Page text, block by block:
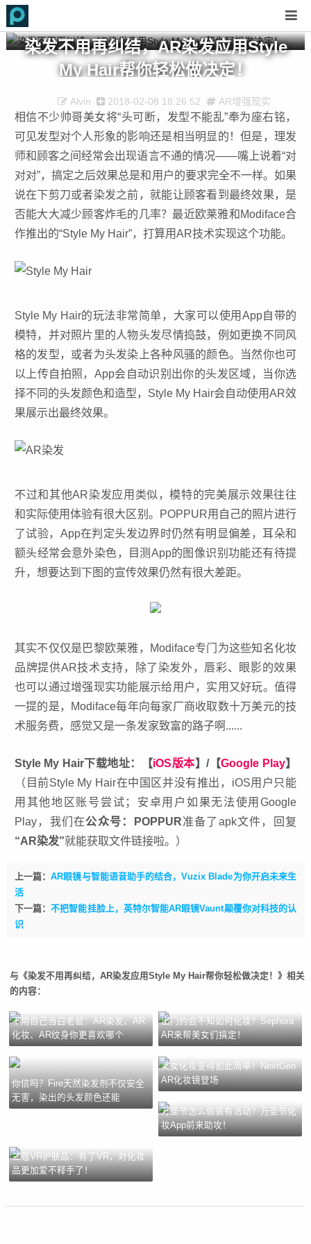
染发不用再纠结，AR染发应用Style
My Hair帮你轻松做决定！
Alvin 2018-02-08 18:26:52 AR增强现实
相信不少帅哥美女将“头可断，发型不能乱”奉为座右铭，
可见发型对个人形象的影响还是相当明显的！但是，理发
师和顾客之间经常会出现语言不通的情况——嘴上说着“对
对对”，搞定之后效果总是和用户的要求完全不一样。如果
说在下剪刀或者染发之前，就能让顾客看到最终效果，是
否能大大减少顾客炸毛的几率？最近欧莱雅和Modiface合
作推出的“Style My Hair”，打算用AR技术实现这个功能。
Style My Hair的玩法非常简单，大家可以使用App自带的
模特，并对照片里的人物头发尽情捣鼓，例如更换不同风
格的发型，或者为头发染上各种风骚的颜色。当然你也可
以上传自拍照，App会自动识别出你的头发区域，当你选
择不同的头发颜色和造型，Style My Hair会自动使用AR效
果展示出最终效果。
不过和其他AR染发应用类似，模特的完美展示效果往往
和实际使用体验有很大区别。POPPUR用自己的照片进行
了试验，App在判定头发边界时仍然有明显偏差，耳朵和
额头经常会意外染色，目测App的图像识别功能还有待提
升，想要达到下图的宣传效果仍然有很大差距。
其实不仅仅是巴黎欧莱雅，Modiface专门为这些知名化妆
品牌提供AR技术支持，除了染发外，唇彩、眼影的效果
也可以通过增强现实功能展示给用户，实用又好玩。值得
一提的是，Modiface每年向每家厂商收取数十万美元的技
术服务费，感觉又是一条发家致富的路子啊......
Style My Hair下载地址：【iOS版本】/【Google Play】
（目前Style My Hair在中国区并没有推出，iOS用户只能
用其他地区账号尝试；安卓用户如果无法使用Google
Play，我们在公众号：POPPUR准备了apk文件，回复
“AR染发”就能获取文件链接啦。）
上一篇：AR眼镜与智能语音助手的结合，Vuzix Blade为你开启未来生
活
下一篇：不把智能挂脸上，英特尔智能AR眼镜Vaunt颠覆你对科技的认
识
与《染发不用再纠结，AR染发应用Style My Hair帮你轻松做决定！》相关
的内容：
不用自己当白老鼠：AR染发、AR
化妆、AR纹身你更喜欢哪个
出门约会不知如何化妆？Sephora
AR来帮美女们搞定！
你信吗？Fire天然染发剂不仅安全
无害，染出的头发颜色还能
美女化妆变得如此简单！NextGen
AR化妆镜登场
万圣节怎么假装有活动？万圣节化
妆App前来助攻！
兰蔻VR护肤品：有了VR，对化妆
品更加爱不释手了！